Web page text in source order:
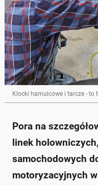
Klocki hamulcowe i tarcze - to
Pora na
linek
samochodowych
motoryzacyjnych